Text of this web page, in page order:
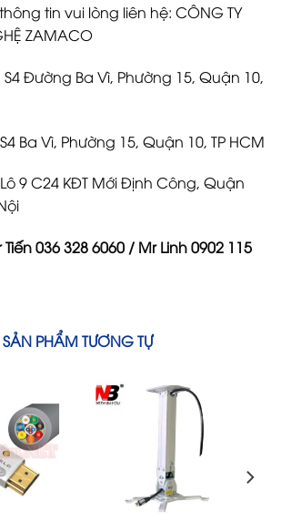
tin vui lòng liên hệ: CÔNG TY
ZAMACO
Đường Ba Vì, Phường 15, Quận 10,
Ba Vì, Phường 15, Quận 10, TP HCM
9 C24 KĐT Mới Định Công, Quận
036 328 6060 / Mr Linh 0902 115
SẢN PHẨM TƯƠNG TỰ